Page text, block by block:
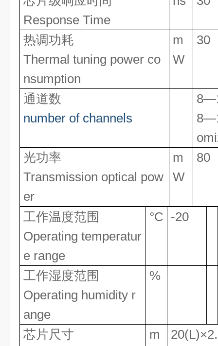
Response Time
热调功耗
Thermal tuning power co
nsumption
m
W
30
通道数
number of channels
光功率
Transmission optical pow
er
m
W
80
工作温度范围
Operating temperatur
e range
°C -20
工作湿度范围
Operating humidity r
ange
%
芯片尺寸
m